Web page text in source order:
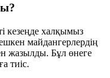
кезеңде халқымыз
майдангерлердің
жазылды. Бұл өнеге
тиіс.